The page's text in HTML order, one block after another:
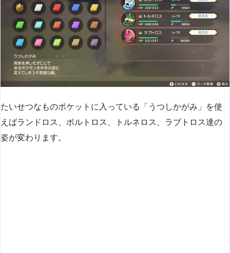
たいせつなものポケットに入っている「うつしかがみ」を使
えばランドロス、ボルトロス、トルネロス、ラブトロス達の
姿が変わります。